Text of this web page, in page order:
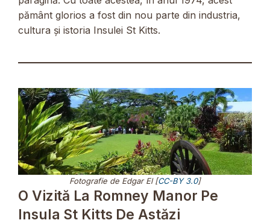
pământ glorios a fost din nou parte din industria,
cultura și istoria Insulei St Kitts.
Fotografie de Edgar El [CC-BY 3.0]
O Vizită La Romney Manor Pe
Insula St Kitts De Astăzi